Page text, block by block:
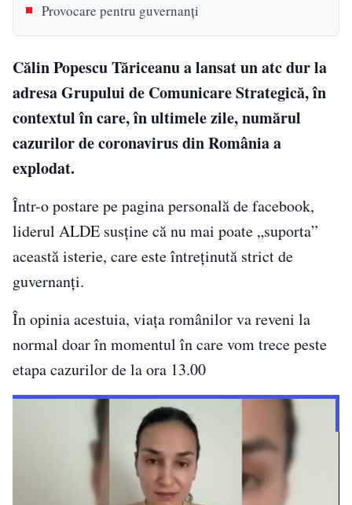
Provocare pentru guvernanți
Călin Popescu Tăriceanu a lansat un atc dur la
adresa Grupului de Comunicare Strategică, în
contextul în care, în ultimele zile, numărul
cazurilor de coronavirus din România a
explodat.
Într-o postare pe pagina personală de facebook,
liderul ALDE susține că nu mai poate „suporta”
această isterie, care este întreținută strict de
guvernanți.
În opinia acestuia, viața românilor va reveni la
normal doar în momentul în care vom trece peste
etapa cazurilor de la ora 13.00